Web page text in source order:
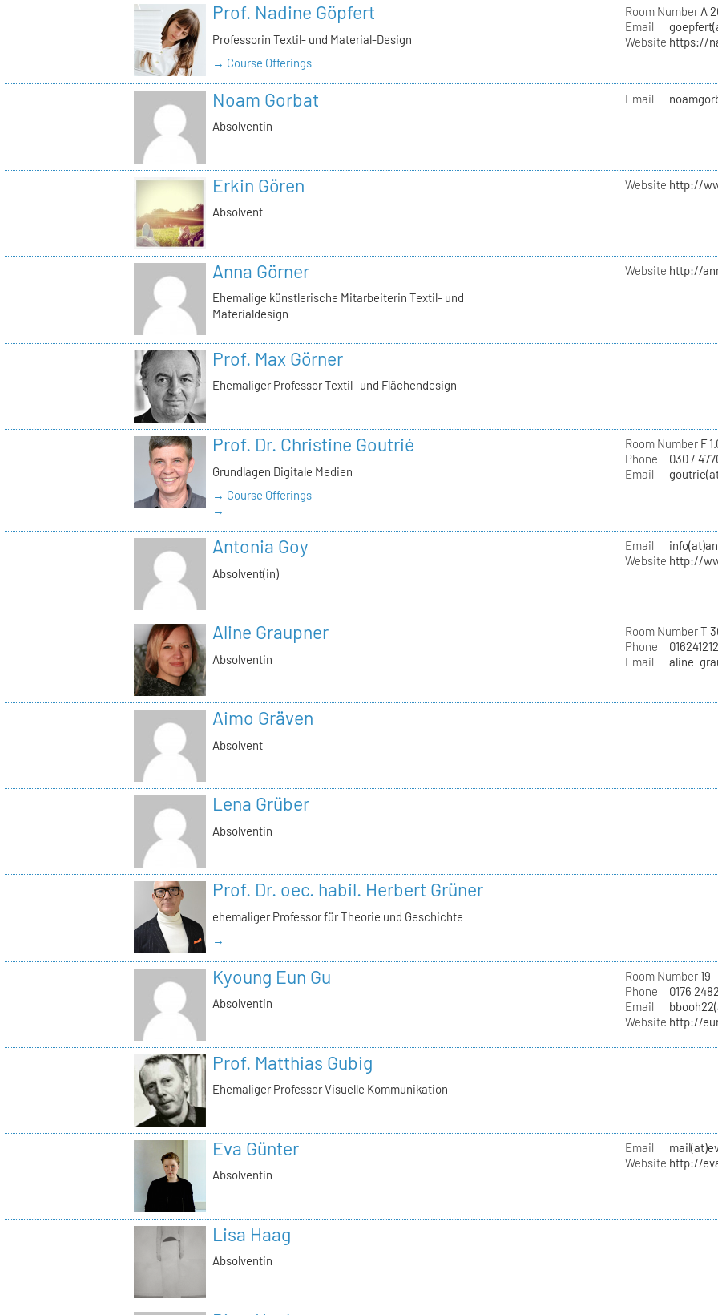
Prof. Nadine Göpfert
Professorin Textil- und Material-Design
→ Course Offerings
Room NumberA
Email
Website https://
Noam Gorbat
Absolventin
Email
Erkin Gören
Absolvent
Website http://
Anna Görner
Ehemalige künstlerische Mitarbeiterin Textil- und
Materialdesign
Website http://
Prof. Max Görner
Ehemaliger Professor Textil- und Flächendesign
Prof. Dr. Christine Goutrié
Grundlagen Digitale Medien
→ Course Offerings
→
Room NumberF
Phone
030 /
Email
Antonia Goy
Absolvent(in)
Email
Website http://
Aline Graupner
Absolventin
Room NumberT
Phone
Email
Aimo Gräven
Absolvent
Lena Grüber
Absolventin
Prof. Dr. oec. habil. Herbert Grüner
ehemaliger Professor für Theorie und Geschichte
→
Kyoung Eun Gu
Absolventin
Room Number19
Phone
0176
Email
Website http://
Prof. Matthias Gubig
Ehemaliger Professor Visuelle Kommunikation
Eva Günter
Absolventin
Email
Website http://
Lisa Haag
Absolventin